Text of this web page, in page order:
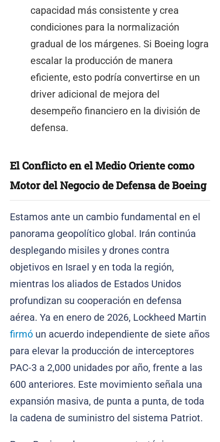
capacidad más consistente y crea
condiciones para la normalización
gradual de los márgenes. Si Boeing logra
escalar la producción de manera
eficiente, esto podría convertirse en un
driver adicional de mejora del
desempeño financiero en la división de
defensa.
El Conflicto en el Medio Oriente como
Motor del Negocio de Defensa de Boeing
Estamos ante un cambio fundamental en el
panorama geopolítico global. Irán continúa
desplegando misiles y drones contra
objetivos en Israel y en toda la región,
mientras los aliados de Estados Unidos
profundizan su cooperación en defensa
aérea. Ya en enero de 2026, Lockheed Martin
firmó un acuerdo independiente de siete años
para elevar la producción de interceptores
PAC-3 a 2,000 unidades por año, frente a las
600 anteriores. Este movimiento señala una
expansión masiva, de punta a punta, de toda
la cadena de suministro del sistema Patriot.